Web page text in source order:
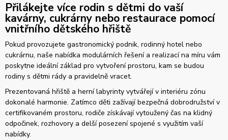
Přilákejte více rodin s dětmi do vaší
kavárny, cukrárny nebo restaurace pomocí
vnitřního dětského hřiště
Pokud provozujete gastronomický podnik, rodinný hotel nebo
cukrárnu, naše nabídka modulárních řešení a realizací na míru vám
poskytne ideální základ pro vytvoření prostoru, kam se budou
rodiny s dětmi rády a pravidelně vracet.
Prezentovaná hřiště a herní labyrinty vytvářejí v interiéru zónu
dokonalé harmonie. Zatímco děti zažívají bezpečná dobrodružství v
certifikovaném prostoru, rodiče získávají vytoužený čas na klidný
odpočinek, rozhovory a delší posezení spojené s využitím vaší
nabídky.